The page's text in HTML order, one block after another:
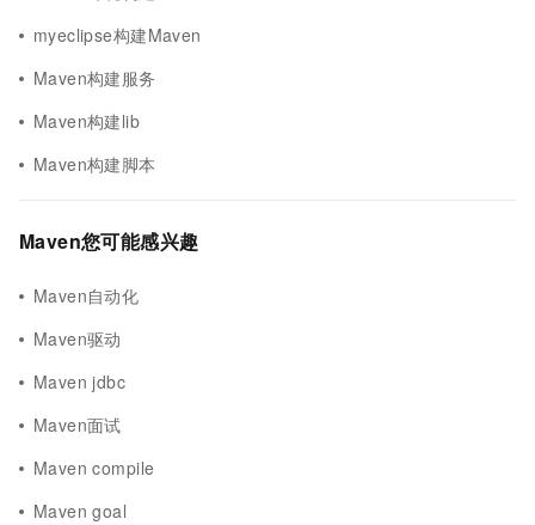
myeclipse构建Maven
Maven构建服务
Maven构建lib
Maven构建脚本
Maven您可能感兴趣
Maven自动化
Maven驱动
Maven jdbc
Maven面试
Maven compile
Maven goal